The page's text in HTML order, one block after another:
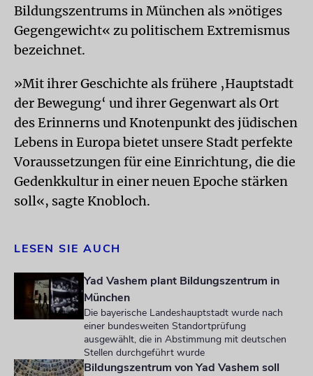
Bildungszentrums in München als »nötiges
Gegengewicht« zu politischem Extremismus
bezeichnet.
»Mit ihrer Geschichte als frühere ‚Hauptstadt
der Bewegung‘ und ihrer Gegenwart als Ort
des Erinnerns und Knotenpunkt des jüdischen
Lebens in Europa bietet unsere Stadt perfekte
Voraussetzungen für eine Einrichtung, die die
Gedenkkultur in einer neuen Epoche stärken
soll«, sagte Knobloch.
LESEN SIE AUCH
Yad Vashem plant Bildungszentrum in
München
Die bayerische Landeshauptstadt wurde nach
einer bundesweiten Standortprüfung
ausgewählt, die in Abstimmung mit deutschen
Stellen durchgeführt wurde
Bildungszentrum von Yad Vashem soll